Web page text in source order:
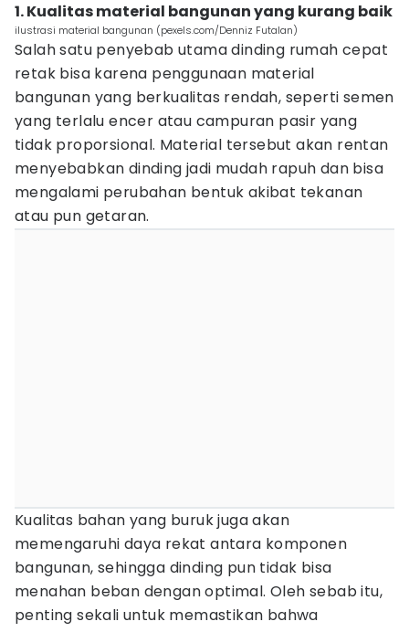
1. Kualitas material bangunan yang kurang baik
ilustrasi material bangunan (pexels.com/Denniz Futalan)
Salah satu penyebab utama dinding rumah cepat
retak bisa karena penggunaan material
bangunan yang berkualitas rendah, seperti semen
yang terlalu encer atau campuran pasir yang
tidak proporsional. Material tersebut akan rentan
menyebabkan dinding jadi mudah rapuh dan bisa
mengalami perubahan bentuk akibat tekanan
atau pun getaran.
Kualitas bahan yang buruk juga akan
memengaruhi daya rekat antara komponen
bangunan, sehingga dinding pun tidak bisa
menahan beban dengan optimal. Oleh sebab itu,
penting sekali untuk memastikan bahwa